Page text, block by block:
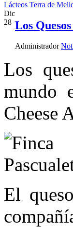
Lácteos Terra de
Dic
28 Los
Administrador
Los
mundo
Cheese
El